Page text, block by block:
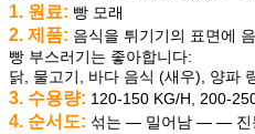
1. 원료: 빵 모래
2. 제품: 음식을 튀기기의 표면에
빵 부스러기는 좋아합니다:
닭, 물고기, 바다 음식 (새우), 양파
3. 수용량: 120-150 KG/H, 200-
4. 순서도: 섞는 — 밀어남 — — 진